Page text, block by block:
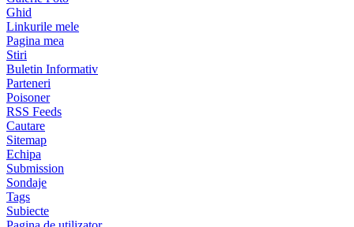
Ghid
Linkurile mele
Pagina mea
Stiri
Buletin Informativ
Parteneri
Poisoner
RSS Feeds
Cautare
Sitemap
Echipa
Submission
Sondaje
Tags
Subiecte